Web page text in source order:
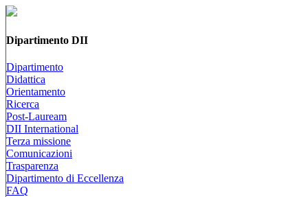
Dipartimento DII
Dipartimento
Didattica
Orientamento
Ricerca
Post-Lauream
DII International
Terza missione
Comunicazioni
Trasparenza
Dipartimento di Eccellenza
FAQ